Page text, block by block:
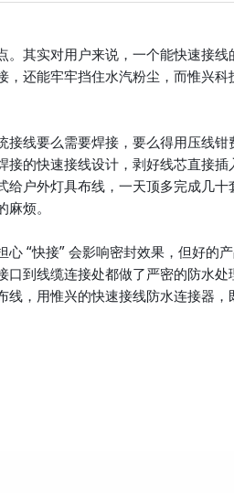
其实对用户来说，一个能快速接
还能牢牢挡住水汽粉尘，而惟兴
线要么需要焊接，要么得用压线
的快速接线设计，剥好线芯直接
户外灯具布线，一天顶多完成几
烦。
“快接” 会影响密封效果，但好的
到线缆连接处都做了严密的防水处
，用惟兴的快速接线防水连接器